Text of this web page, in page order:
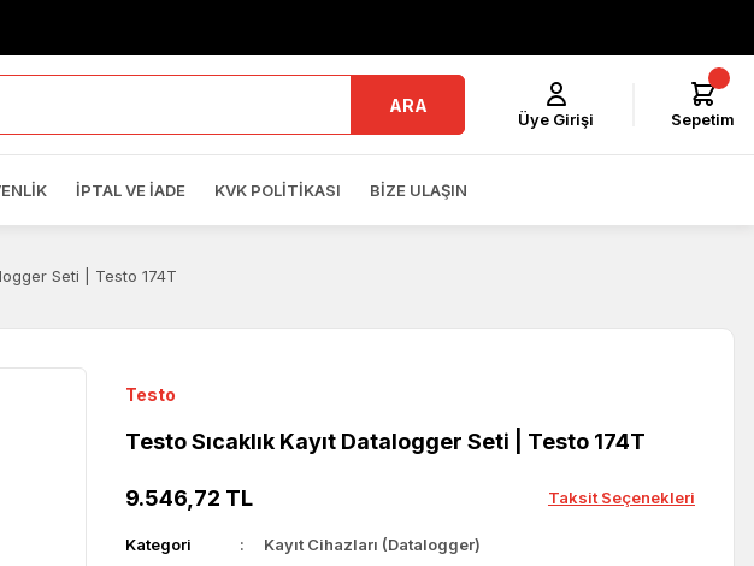
ARA
Üye Girişi Sepetim
İPTAL VE İADE KVK POLITIKASI BIZE ULAŞIN
Seti | Testo 174T
Testo
Testo Sıcaklık Kayıt Datalogger Seti | Testo 174T
9.546,72 TL Taksit Seçenekleri
Kategori
Kayıt Cihazları (Datalogger)